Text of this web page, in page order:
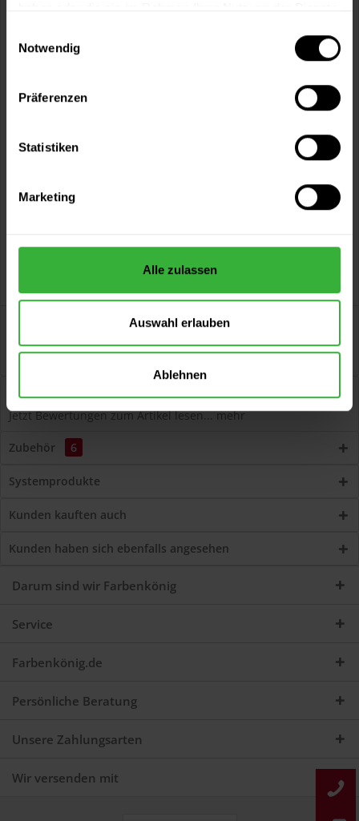
Notwendig
Präferenzen
Statistiken
Marketing
Alle zulassen
Auswahl erlauben
Ablehnen
Vorteile
Persönliche Beratung unter
Impredur Hochglanzlack 840 (Weiß) aromatenfrei,
Spitzenqualität, für außen und innen...
Bewertungen
Jetzt Bewertungen zum Artikel lesen...mehr
Zubehör 6
Systemprodukte
Kunden kauften auch
Kunden haben sich ebenfalls angesehen
Darum sind wir Farbenkönig
Service
Farbenkönig.de
Persönliche Beratung
Unsere Zahlungsarten
Wir versenden mit